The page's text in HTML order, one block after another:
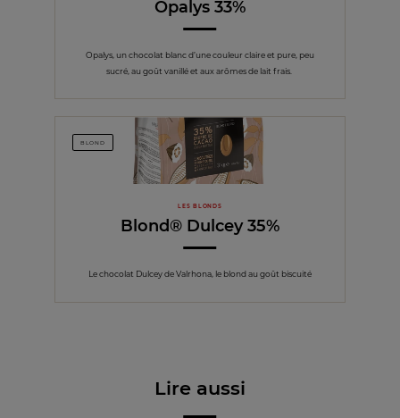
Opalys 33%
Opalys, un chocolat blanc d’une couleur claire et pure, peu
sucré, au goût vanillé et aux arômes de lait frais.
BLOND
LES BLONDS
Blond® Dulcey 35%
Le chocolat Dulcey de Valrhona, le blond au goût biscuité
Lire aussi